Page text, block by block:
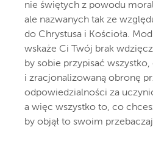
nie świętych z powodu
ale nazwanych tak ze
do Chrystusa i Kościoła.
wskaże Ci Twój brak
by sobie przypisać
i zracjonalizowaną obronę
odpowiedzialności za
a więc wszystko to, co
by objął to swoim